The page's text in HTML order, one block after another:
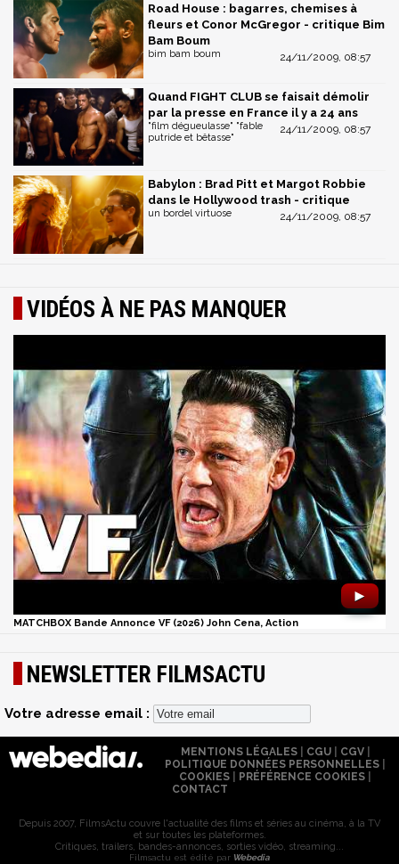
Road House : bagarres, chemises à
fleurs et Conor McGregor - critique Bim
Bam Boum
24/11/2009, 08:57
bim bam boum
Quand FIGHT CLUB se faisait démolir
par la presse en France il y a 24 ans
24/11/2009, 08:57
"film dégueulasse" "fable
putride et bêtasse"
Babylon : Brad Pitt et Margot Robbie
dans le Hollywood trash - critique
24/11/2009, 08:57
un bordel virtuose
VIDÉOS À NE PAS MANQUER
►
MATCHBOX Bande Annonce VF (2026) John Cena, Action
NEWSLETTER FILMSACTU
Votre adresse email :
MENTIONS LÉGALES| CGU| CGV|
POLITIQUE DONNÉES PERSONNELLES
COOKIES
PRÉFÉRENCE COOKIES
CONTACT
Depuis 2007, FilmsActu couvre l'actualité des films et séries au cinéma, à la TV
et sur toutes les plateformes.
Critiques, trailers, bandes-annonces, sorties vidéo, streaming...
Filmsactu est édité par Webedia